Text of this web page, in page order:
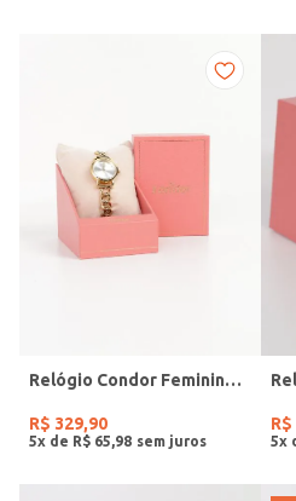
Relógio Condor Feminino DOURADO
R$ 329,90
5x de R$ 65 98
R$
5x